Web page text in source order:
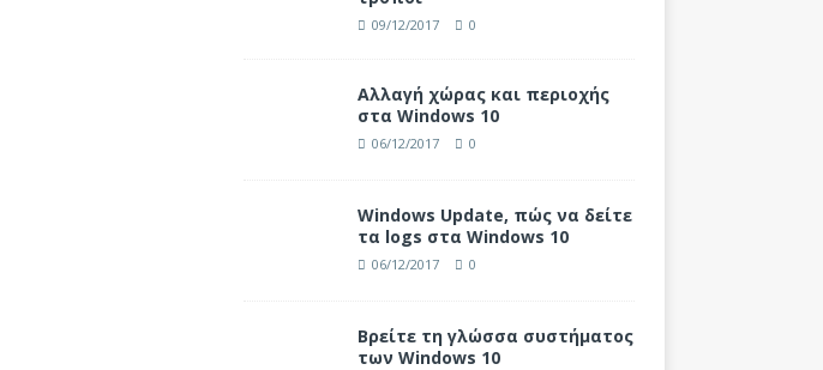
09/12/2017 0
Αλλαγή χώρας και περιοχής
στα Windows 10
06/12/2017 0
Windows Update, πώς να δείτε
τα logs στα Windows 10
06/12/2017 0
Βρείτε τη γλώσσα συστήματος
των Windows 10